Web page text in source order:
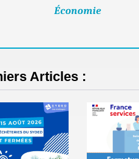
Articles :